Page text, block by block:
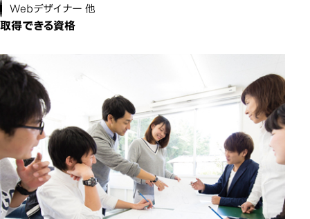
Webデザイナー 他
取得できる資格